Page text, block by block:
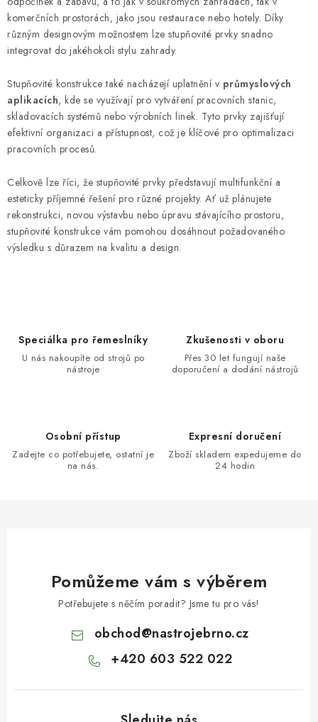
komerčních prostorách, jako jsou restaurace nebo hotely. Díky
různým designovým možnostem lze stupňovité prvky snadno
integrovat do jakéhokoli stylu zahrady.
Stupňovité konstrukce také nacházejí uplatnění v průmyslových
aplikacích, kde se využívají pro vytváření pracovních stanic,
skladovacích systémů nebo výrobních linek. Tyto prvky zajišťují
efektivní organizaci a přístupnost, což je klíčové pro optimalizaci
pracovních procesů.
Celkově lze říci, že stupňovité prvky představují multifunkční a
esteticky příjemné řešení pro různé projekty. Ať už plánujete
rekonstrukci, novou výstavbu nebo úpravu stávajícího prostoru,
stupňovité konstrukce vám pomohou dosáhnout požadovaného
výsledku s důrazem na kvalitu a design.
Speciálka pro řemeslníky
U nás nakoupíte od strojů po
nástroje
Zkušenosti v oboru
Přes 30 let fungují naše
doporučení a dodání nástrojů
Osobní přístup
Zadejte co potřebujete, ostatní je
na nás.
Expresní doručení
Zboží skladem expedujeme do
24 hodin
Pomůžeme vám s výběrem
Potřebujete s něčím poradit? Jsme tu pro vás!
obchod@nastrojebrno.cz
+420 603 522 022